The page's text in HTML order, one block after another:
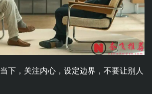
下，关注内心，设定边界，不要让别人